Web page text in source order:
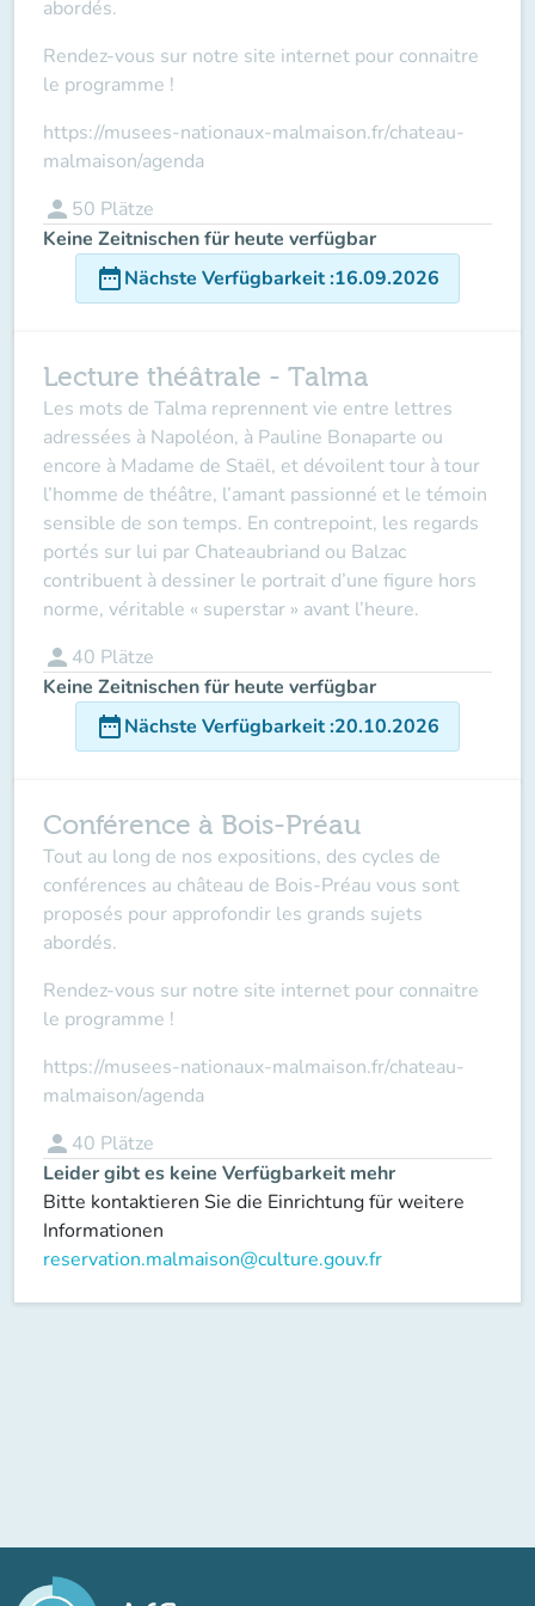
abordés.
Rendez-vous sur notre site internet pour connaitre
le programme !
https://musees-nationaux-malmaison.fr/chateau-
malmaison/agenda
person 50 Plätze
Keine Zeitnischen für heute verfügbar
date_rangeNächste Verfügbarkeit:16.09.2026
Lecture théâtrale - Talma
Les mots de Talma reprennent vie entre lettres
adressées à Napoléon, à Pauline Bonaparte ou
encore à Madame de Staël, et dévoilent tour à tour
l’homme de théâtre, l’amant passionné et le témoin
sensible de son temps. En contrepoint, les regards
portés sur lui par Chateaubriand ou Balzac
contribuent à dessiner le portrait d’une figure hors
norme, véritable « superstar » avant l’heure.
person 40 Plätze
Keine Zeitnischen für heute verfügbar
date_rangeNächste Verfügbarkeit:20.10.2026
Conférence à Bois-Préau
Tout au long de nos expositions, des cycles de
conférences au château de Bois-Préau vous sont
proposés pour approfondir les grands sujets
abordés.
Rendez-vous sur notre site internet pour connaitre
le programme !
https://musees-nationaux-malmaison.fr/chateau-
malmaison/agenda
person 40 Plätze
Leider gibt es keine Verfügbarkeit mehr
Bitte kontaktieren Sie die Einrichtung für weitere
Informationen
reservation.malmaison@culture.gouv.fr